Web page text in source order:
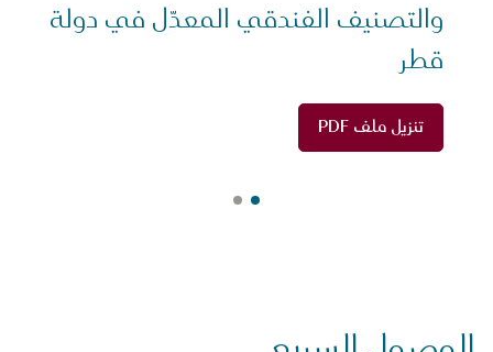
والتصنيف الفندقي المعدّل في دولة
قطر
تنزيل ملف PDF